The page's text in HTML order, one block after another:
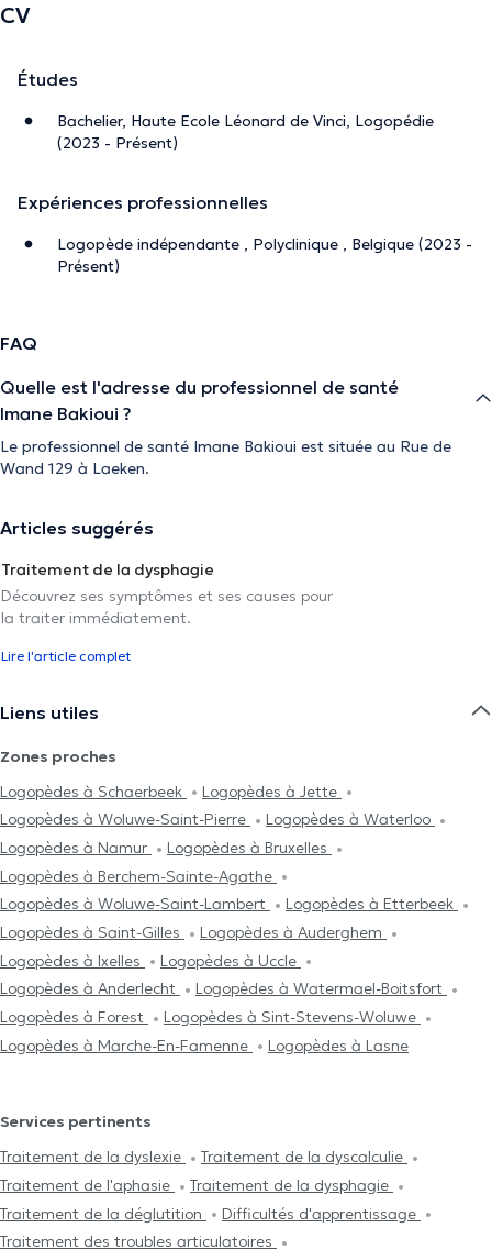
CV
Études
Bachelier, Haute Ecole Léonard de Vinci, Logopédie
(2023 - Présent)
Expériences professionnelles
Logopède indépendante , Polyclinique , Belgique (2023 -
Présent)
FAQ
Quelle est l'adresse du professionnel de santé
Imane Bakioui ?
Le professionnel de santé Imane Bakioui est située au Rue de
Wand 129 à Laeken.
Articles suggérés
Traitement de la dysphagie
Découvrez ses symptômes et ses causes pour
la traiter immédiatement.
Lire l'article complet
Liens utiles
Zones proches
Logopèdes à Schaerbeek
Logopèdes à Jette
Logopèdes à Woluwe-Saint-Pierre
Logopèdes à Waterloo
Logopèdes à Namur
Logopèdes à Bruxelles
Logopèdes à Berchem-Sainte-Agathe
Logopèdes à Woluwe-Saint-Lambert
Logopèdes à Etterbeek
Logopèdes à Saint-Gilles
Logopèdes à Auderghem
Logopèdes à Ixelles
Logopèdes à Uccle
Logopèdes à Anderlecht
Logopèdes à Watermael-Boitsfort
Logopèdes à Forest
Logopèdes à Sint-Stevens-Woluwe
Logopèdes à Marche-En-Famenne
Logopèdes à Lasne
Services pertinents
Traitement de la dyslexie
Traitement de la dyscalculie
Traitement de l'aphasie
Traitement de la dysphagie
Traitement de la déglutition
Difficultés d'apprentissage
Traitement des troubles articulatoires